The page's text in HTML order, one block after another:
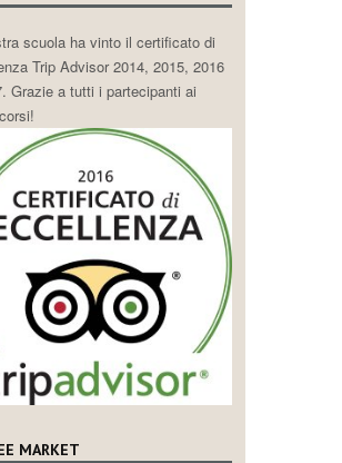
scuola ha vinto il certificato di
Trip Advisor 2014, 2015, 2016
Grazie a tutti i partecipanti ai
MARKET